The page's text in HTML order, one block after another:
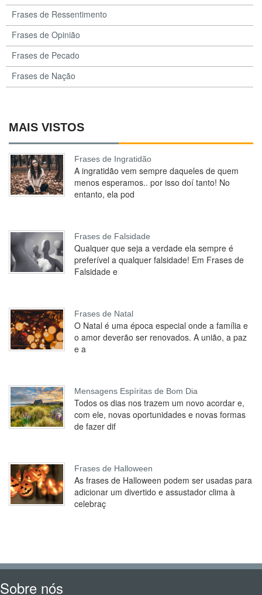
Frases de Ressentimento
Frases de Opinião
Frases de Pecado
Frases de Nação
MAIS VISTOS
Frases de Ingratidão
A ingratidão vem sempre daqueles de quem
menos esperamos.. por isso doí tanto! No
entanto, ela pod
Frases de Falsidade
Qualquer que seja a verdade ela sempre é
preferível a qualquer falsidade! Em Frases de
Falsidade e
Frases de Natal
O Natal é uma época especial onde a família e
o amor deverão ser renovados. A união, a paz
e a
Mensagens Espíritas de Bom Dia
Todos os dias nos trazem um novo acordar e,
com ele, novas oportunidades e novas formas
de fazer dif
Frases de Halloween
As frases de Halloween podem ser usadas para
adicionar um divertido e assustador clima à
celebraç
Sobre nós